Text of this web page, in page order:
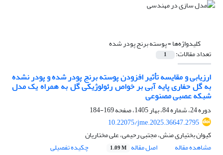
کلیدواژه‌ها =پوسته برنج پودر شده
تعداد مقالات: 1
ارزیابی و مقایسه تأثیر افزودن پوسته برنج پودر شده و پودر نشده
به گل حفاری پایه آبی بر خواص رئولوژیکی گل به همراه یک مدل
شبکه عصبی مصنوعی
دوره 24، شماره 84، بهار 1405، صفحه
169-184
10.22075/jme.2025.36647.2795
کیوان بختیاری منش، مجتبی رحیمی، علی مختاریان
مشاهده مقاله
اصل مقاله 1.09 M چکیده تفصیلی